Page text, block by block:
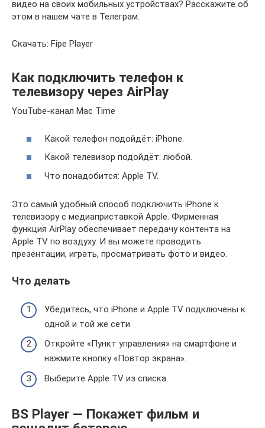
видео на своих мобильных устройствах? Расскажите об
этом в нашем чате в Телеграм.
Скачать: Fipe Player
Как подключить телефон к
телевизору через AirPlay
YouTube-канал Mac Time
Какой телефон подойдёт: iPhone.
Какой телевизор подойдёт: любой.
Что понадобится: Apple TV.
Это самый удобный способ подключить iPhone к
телевизору с медиаприставкой Apple. Фирменная
функция AirPlay обеспечивает передачу контента на
Apple TV по воздуху. И вы можете проводить
презентации, играть, просматривать фото и видео.
Что делать
Убедитесь, что iPhone и Apple TV подключены к
одной и той же сети.
Откройте «Пункт управления» на смартфоне и
нажмите кнопку «Повтор экрана».
Выберите Apple TV из списка.
BS Player — Покажет фильм и